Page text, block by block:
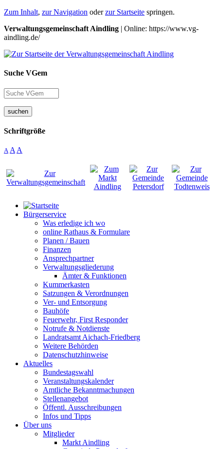
Zum Inhalt, zur Navigation oderzur Startseite springen.
Verwaltungsgemeinschaft Aindling | Online: https://www.vg-
aindling.de/
Suche VGem
suchen
Schriftgröße
A A A
Bürgerservice
Was erledige ich wo
online Rathaus & Formulare
Planen / Bauen
Finanzen
Ansprechpartner
Verwaltungsgliederung
Ämter & Funktionen
Kummerkasten
Satzungen & Verordnungen
Ver- und Entsorgung
Bauhöfe
Feuerwehr, First Responder
Notrufe & Notdienste
Landratsamt Aichach-Friedberg
Weitere Behörden
Datenschutzhinweise
Aktuelles
Bundestagswahl
Veranstaltungskalender
Amtliche Bekanntmachungen
Stellenangebot
Öffentl. Ausschreibungen
Infos und Tipps
Über uns
Mitglieder
Markt Aindling